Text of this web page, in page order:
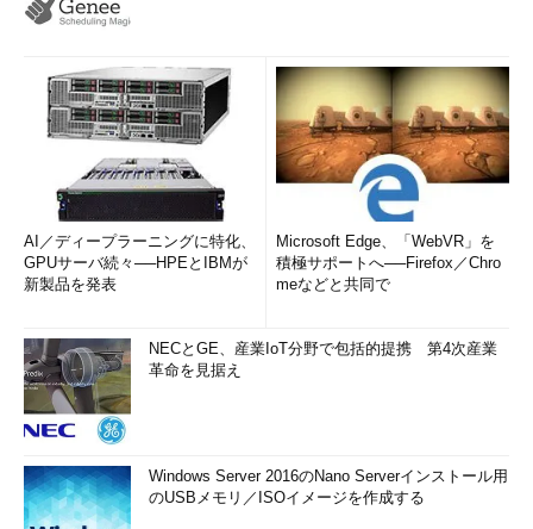
AI／ディープラーニングに特化、
GPUサーバ続々──HPEとIBMが
新製品を発表
Microsoft Edge、「WebVR」を
積極サポートへ──Firefox／Chro
meなどと共同で
NECとGE、産業IoT分野で包括的提携 第4次産業
革命を見据え
Windows Server 2016のNano Serverインストール用
のUSBメモリ／ISOイメージを作成する